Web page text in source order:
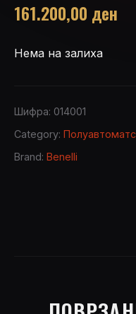
161.200,00 ден
Нема на залиха
Шифра: 014001
Category:
Brand: Benelli